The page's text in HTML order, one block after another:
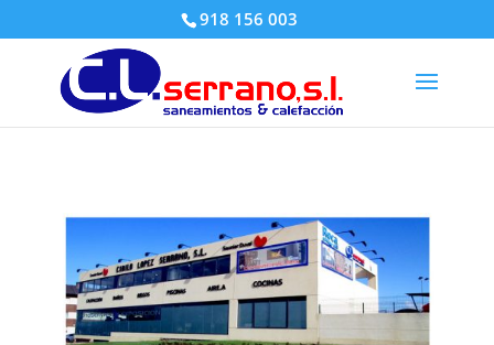
918 156 003